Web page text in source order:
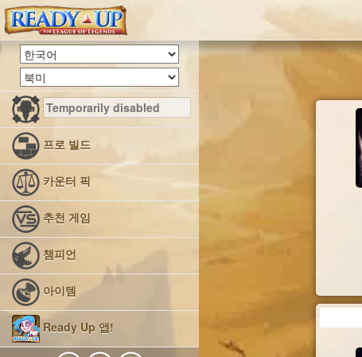
프로 빌드
카운터 픽
추천 게임
챔피언
아이템
Ready Up 앱!